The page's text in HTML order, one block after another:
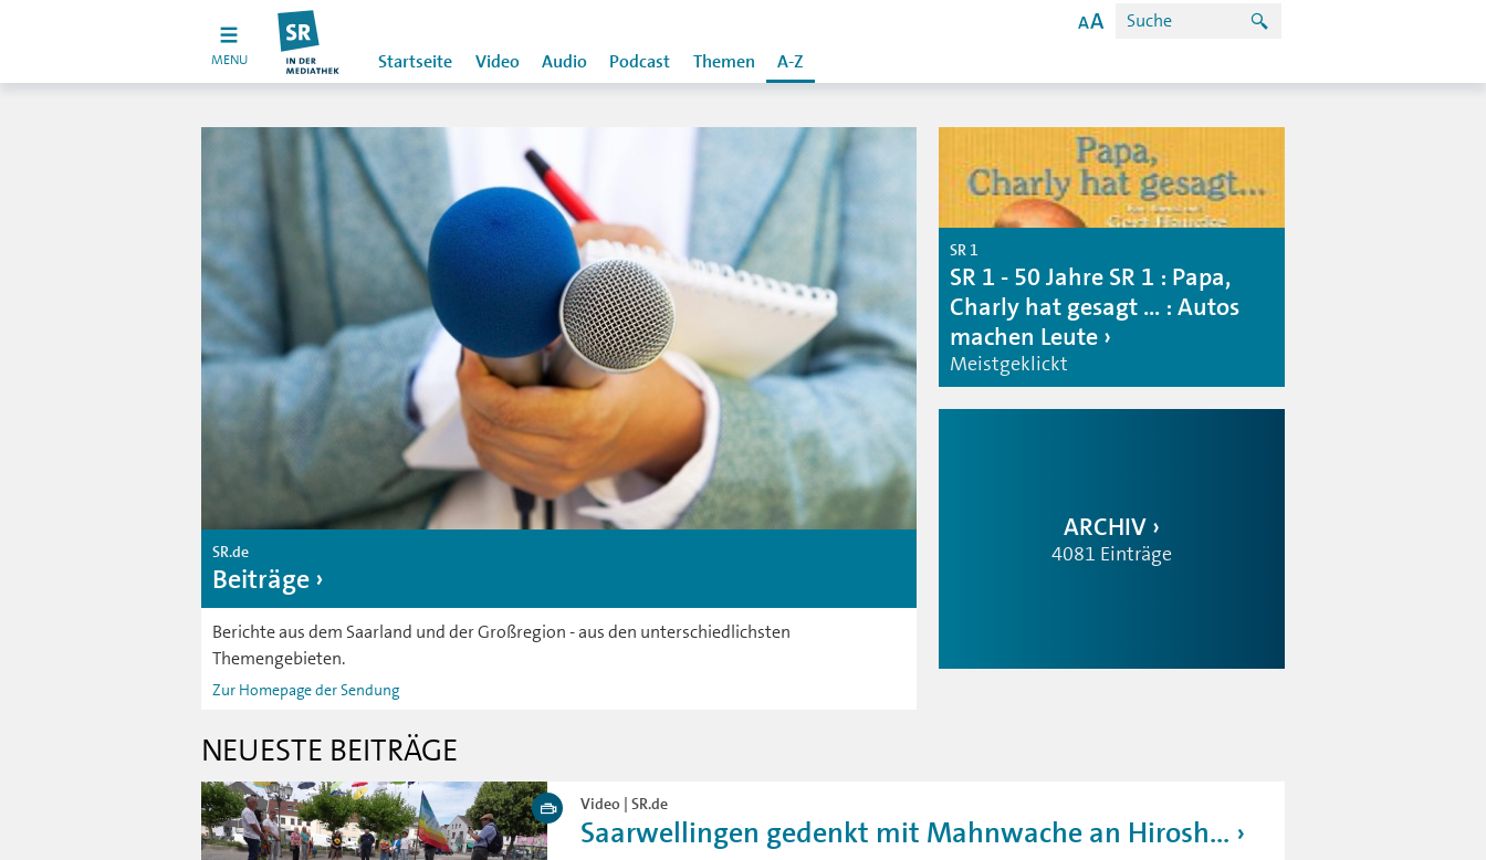
MENU Startseite Video Audio Podcast Themen A-Z
SR.de
Beiträge
Berichte aus dem Saarland und der Großregion - aus den unterschiedlichsten
Themengebieten.
Zur Homepage der Sendung
SR 1
SR 1 - 50 Jahre SR 1 : Papa,
Charly hat gesagt ... : Autos
machen Leute
Meistgeklickt
ARCHIV
4081 Einträge
NEUESTE BEITRÄGE
Video | SR.de
Saarwellingen gedenkt mit Mahnwache an Hirosh...